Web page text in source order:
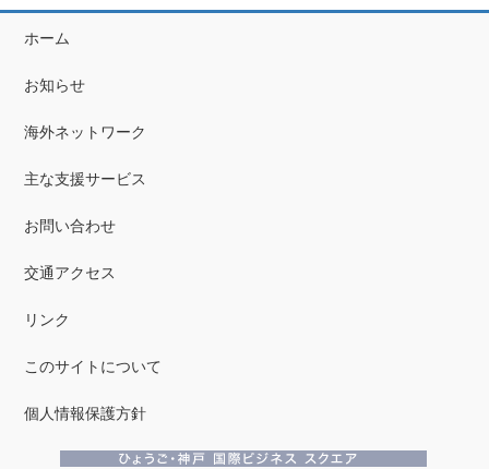
ホーム
お知らせ
海外ネットワーク
主な支援サービス
お問い合わせ
交通アクセス
リンク
このサイトについて
個人情報保護方針